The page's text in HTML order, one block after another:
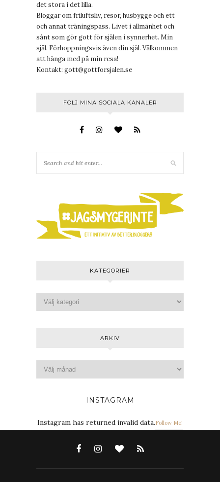
det stora i det lilla.
Bloggar om friluftsliv, resor, husbygge och ett
och annat träningspass. Livet i allmänhet och
sånt som gör gott för själen i synnerhet. Min
själ. Förhoppningsvis även din själ. Välkommen
att hänga med på min resa!
Kontakt: gott@gottforsjalen.se
FÖLJ MINA SOCIALA KANALER
KATEGORIER
ARKIV
INSTAGRAM
Instagram has returned invalid data.Follow Me!